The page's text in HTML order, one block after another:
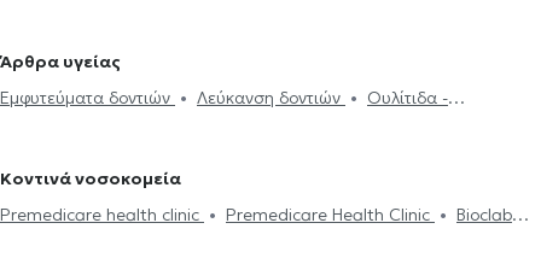
στη Νίκαια
Περιοδοντολόγοι στον Πειραιά
Περιοδοντολόγοι στη
Άρθρα υγείας
Εμφυτεύματα δοντιών
Λεύκανση δοντιών
Ουλίτιδα -
Κοντινά νοσοκομεία
Premedicare health clinic
Premedicare Health Clinic
Bioclab